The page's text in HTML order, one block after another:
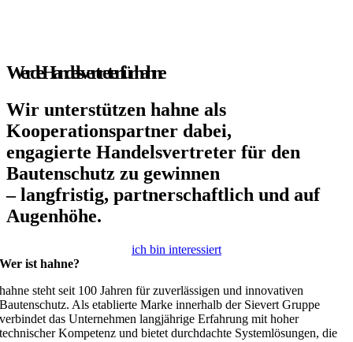
Werde Handelsvertreter für hahne
Wir unterstützen hahne als
Kooperationspartner dabei,
engagierte Handelsvertreter für den
Bautenschutz zu gewinnen
– langfristig, partnerschaftlich und auf
Augenhöhe.
ich bin interessiert
Wer ist hahne?
hahne steht seit 100 Jahren für zuverlässigen und innovativen
Bautenschutz. Als etablierte Marke innerhalb der Sievert Gruppe
verbindet das Unternehmen langjährige Erfahrung mit hoher
technischer Kompetenz und bietet durchdachte Systemlösungen, die